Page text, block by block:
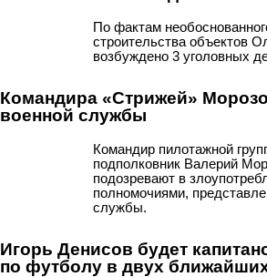
По фактам
строительства объектов
возбуждено 3 уголовных
Командира «Стрижей»
военной службы
Командир пилотажной
подполковник Валерий
подозревают в
полномочиями,
службы.
Игорь Денисов будет
по футболу в двух